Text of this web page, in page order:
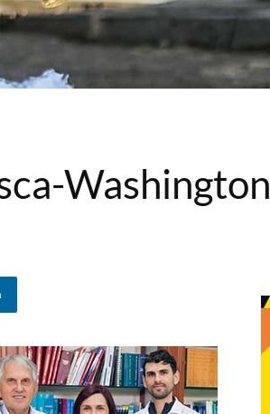
Washington